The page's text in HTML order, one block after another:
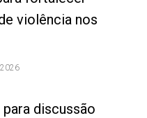
violência nos
discussão